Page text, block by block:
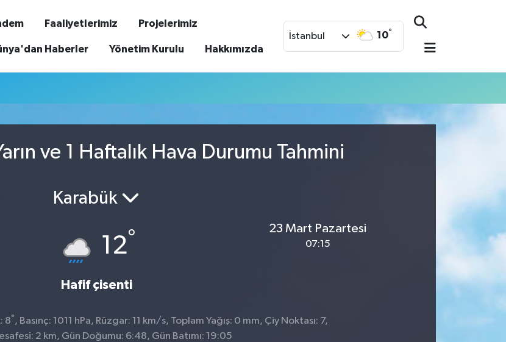
Faaliyetlerimiz Projelerimiz
Haberler Yönetim Kurulu Hakkımızda
İstanbul 10°
ve 1 Haftalık Hava Durumu Tahmini
Karabük
12°
Hafif çisenti
23 Mart Pazartesi
07:15
8° , Basınç: 1011 hPa, Rüzgar: 11 km/s, Toplam Yağış: 0 mm, Çiy Noktası: 7,
2 km, Gün Doğumu: 6:48, Gün Batımı: 19:05